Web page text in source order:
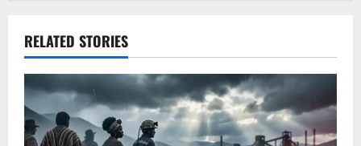
v
i
g
RELATED STORIES